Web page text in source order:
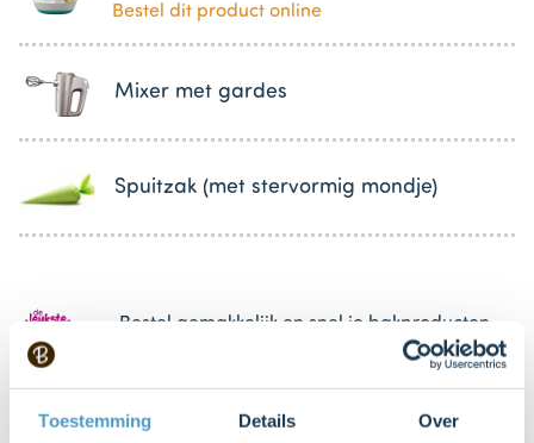
Toestemming Details Over
Bestel dit product online
Mixer met gardes
Spuitzak (met stervormig mondje)
Bestel gemakkelijk en snel je bakproducten
DeLeuksteTaartenshop.